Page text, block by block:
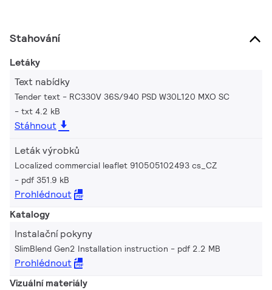
Stahování
Letáky
Text nabídky
Tender text - RC330V 36S/940 PSD W30L120 MXO SC
txt 4.2 kB
Stáhnout
Leták výrobků
Localized commercial leaflet 910505102493 cs_CZ
pdf 351.9 kB
Prohlédnout
Katalogy
Instalační pokyny
SlimBlend Gen2 Installation instruction pdf 2.2 MB
Prohlédnout
Vizuální materiály